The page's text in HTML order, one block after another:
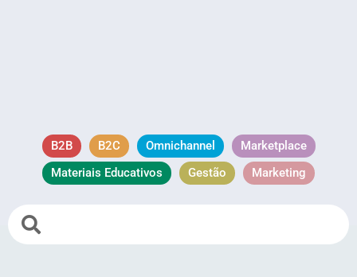
B2B B2C Omnichannel
Marketplace
Materiais Educativos
Gestão Marketing